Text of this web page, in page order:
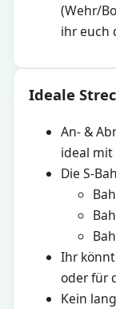
(Wehr/
ihr euch
Ideale
An- &
ideal mit
Die S-
Ihr
oder für
Kein